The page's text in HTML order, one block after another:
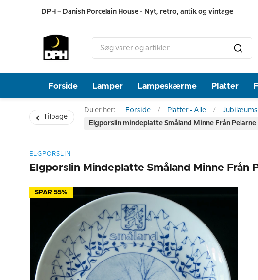
DPH – Danish Porcelain House - Nyt, retro, antik og vintage
Forside Lamper Lampeskærme Platter
Tilbage
Du er her: Forside Platter - Alle
Elgporslin mindeplatte Småland Minne Från
ELGPORSLIN
Elgporslin Mindeplatte Småland Minne Från
SPAR 55%